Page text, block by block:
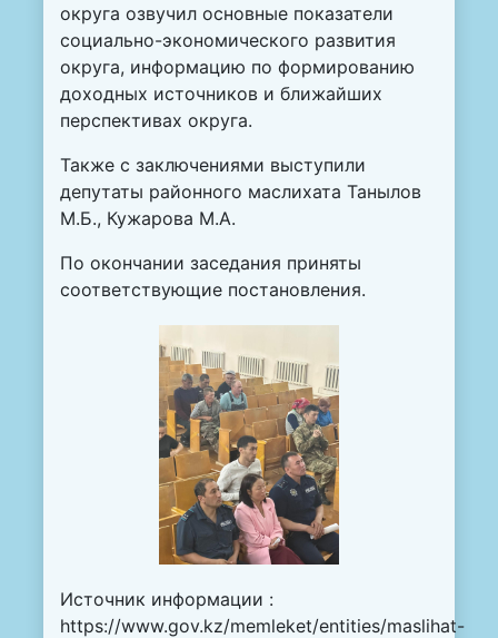
округа озвучил основные показатели
социально-экономического развития
округа, информацию по формированию
доходных источников и ближайших
перспективах округа.
Также с заключениями выступили
депутаты районного маслихата Танылов
М.Б., Кужарова М.А.
По окончании заседания приняты
соответствующие постановления.
Источник информации :
https://www.gov.kz/memleket/entities/maslihat-